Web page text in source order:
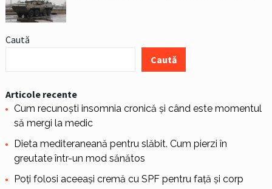
Caută
Caută
Articole recente
Cum recunoști insomnia cronică și când este momentul
să mergi la medic
Dieta mediteraneană pentru slăbit. Cum pierzi în
greutate într-un mod sănătos
Poți folosi aceeași cremă cu SPF pentru față și corp